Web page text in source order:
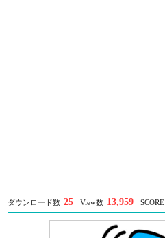
ダウンロード数 25 View数 13,959 SCORE